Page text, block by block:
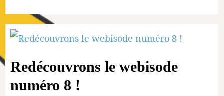
Redécouvrons le webisode
numéro 8 !